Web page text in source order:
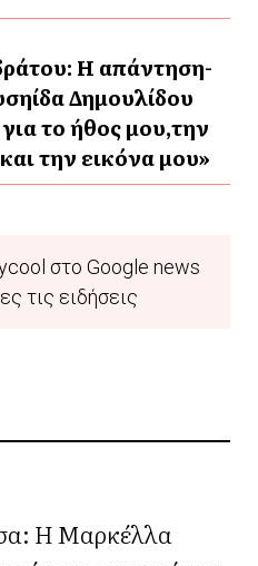
Η απάντηση-
Δημουλίδου
το ήθος μου,την
την εικόνα μου»
στο Google news
τις ειδήσεις
Η Μαρκέλλα